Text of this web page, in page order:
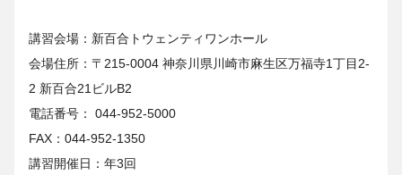
講習会場：新百合トウェンティワンホール
会場住所：〒215-0004 神奈川県川崎市麻生区万福寺1丁目2-
2 新百合21ビルB2
電話番号： 044-952-5000
FAX：044-952-1350
講習開催日：年3回